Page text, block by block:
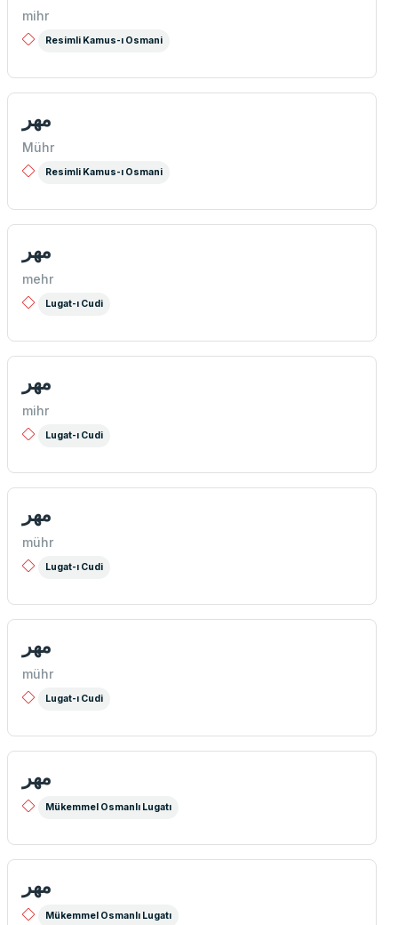
mihr
Resimli Kamus-ı Osmani
مهر
Mühr
Resimli Kamus-ı Osmani
مهر
mehr
Lugat-ı Cudi
مهر
mihr
Lugat-ı Cudi
مهر
mühr
Lugat-ı Cudi
مهر
mühr
Lugat-ı Cudi
مهر
Mükemmel Osmanlı Lugatı
مهر
Mükemmel Osmanlı Lugatı